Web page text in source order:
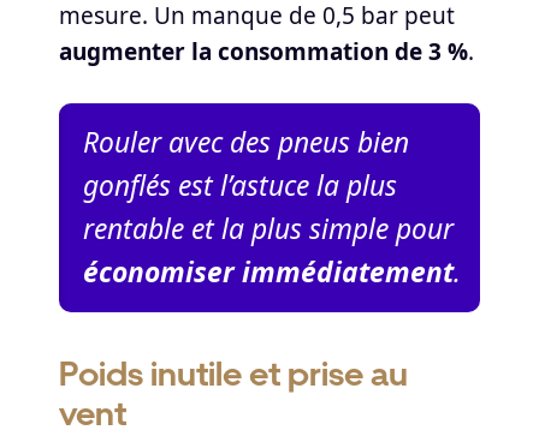
mesure. Un manque de 0,5 bar peut
augmenter la consommation de 3 %.
Rouler avec des pneus bien
gonflés est l’astuce la plus
rentable et la plus simple pour
économiser immédiatement.
Poids inutile et prise au
vent